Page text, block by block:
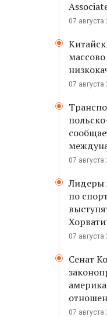
07
07
07
Лидеры
по
07
Сенат
07